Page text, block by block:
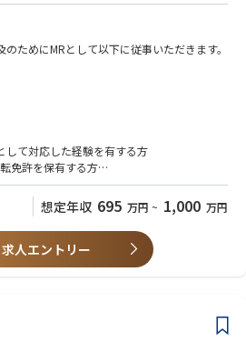
ためにMRとして以下に従事いただきます。
て対応した経験を有する方
免許を保有する方
方
想定年収 695 万円 ~ 1,000 万円
求人エントリー